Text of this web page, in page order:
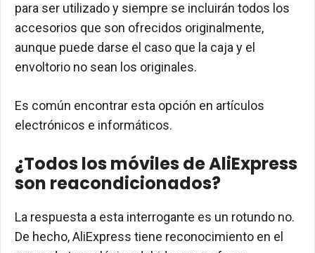
para ser utilizado y siempre se incluirán todos los
accesorios que son ofrecidos originalmente,
aunque puede darse el caso que la caja y el
envoltorio no sean los originales.
Es común encontrar esta opción en artículos
electrónicos e informáticos.
¿Todos los móviles de AliExpress
son reacondicionados?
La respuesta a esta interrogante es un rotundo no.
De hecho, AliExpress tiene reconocimiento en el